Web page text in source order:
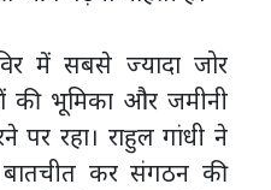
में सबसे ज्यादा जोर
की भूमिका और जमीनी
पर रहा। राहुल गांधी ने
कर संगठन की